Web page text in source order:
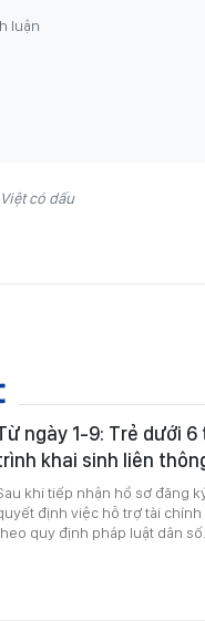
có dấu
ngày 1-9: Trẻ dưới
khai sinh liên
khi tiếp nhận hồ sơ đăng
định việc hỗ trợ tài
quy định pháp luật dân số.